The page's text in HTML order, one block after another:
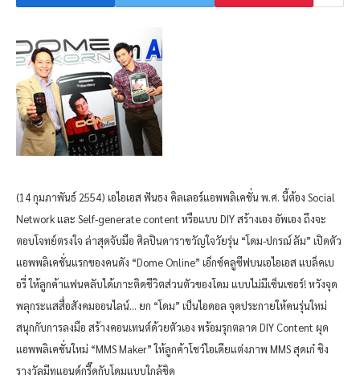
(14 กุมภาพันธ์ 2554) เอไอเอส ฟันธง คิลเลอร์แอพพลิเคชั่น พ.ศ. นี้ต้อง Social
Network และ Self-generate content หรือแบบ DIY สร้างเอง อัพเอง ถึงจะ
ตอบโจทย์ตรงใจ ล่าสุดจับมือ ศิลปินดาราขวัญใจวัยรุ่น “โดม-ปกรณ์ ลัม” เปิดตัว
แอพพลิเคชั่นแรกของคนดัง “Dome Online” เอ็กซ์คลูซีฟบนเอไอเอส แบล็คเบ
อรี่ ให้ลูกค้าแฟนคลับได้เกาะติดชีวิตส่วนตัวของโดม แบบไม่มีเซ็นเซอร์! หวังจุด
พลุกระแสสื่อสังคมออนไลน์… ยก “โดม” เป็นไอดอล จุดประกายให้คนรุ่นใหม่
สนุกกับการลงมือ สร้างคอนเทนต์ด้วยตัวเอง พร้อมรุกตลาด DIY Content ผุด
แอพพลิเคชั่นใหม่ “MMS Maker” ให้ลูกค้าโชว์ไอเดียแต่งภาพ MMS สุดเก๋ ชิง
รางวัลมีทแอนด์กรี๊ดกับโดมแบบใกล้ชิด